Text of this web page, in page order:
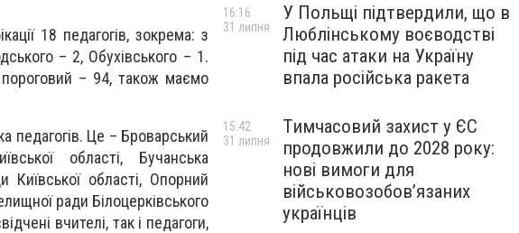
18 педагогів, зокрема: з
– 2, Обухівського – 1.
пороговий – 94, також маємо
педагогів. Це – Броварський
області, Бучанська
Київської області, Опорний
ради Білоцерківського
вчителі, так і педагоги,
У Польщі підтвердили, що в
Люблінському воєводстві
під час атаки на Україну
впала російська ракета
16:16
31 липня
Тимчасовий захист у ЄС
продовжили до 2028 року:
нові вимоги для
військовозобов’язаних
українців
15:42
31 липня